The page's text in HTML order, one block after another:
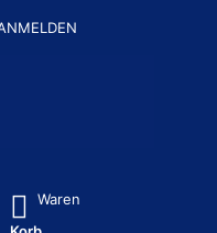
Eingabetaste, um alle
Waren